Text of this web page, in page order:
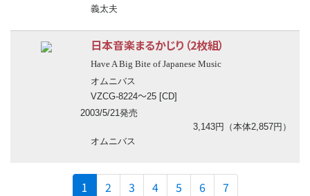
義太夫
日本音楽まるかじり（2枚組）
Have A Big Bite of Japanese Music
オムニバス
VZCG-8224〜25 [CD]
2003/5/21発売
3,143円（本体2,857円）
オムニバス
1 (current)
2 3 4 5 6 7